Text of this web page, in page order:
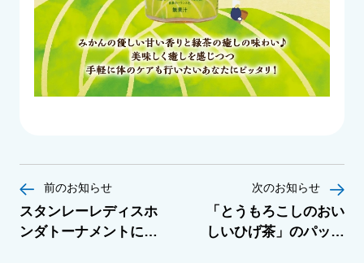
前のお知らせ
スタンレーレディスホ
ンダトーナメントにて
次のお知らせ
「とうもろこしのおい
しいひげ茶」のパッケ